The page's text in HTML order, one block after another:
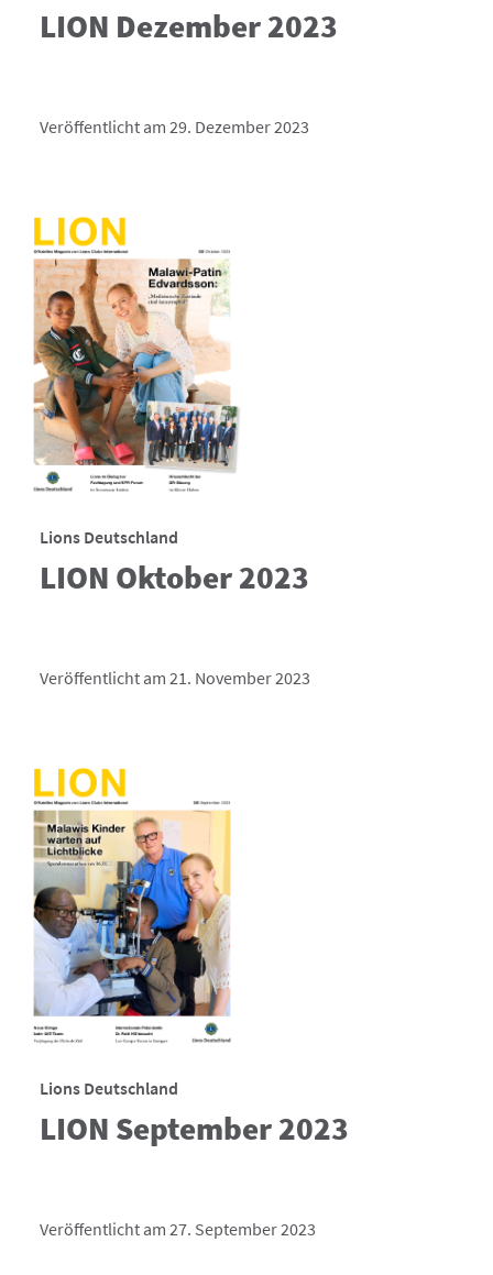
LION Dezember 2023
Veröffentlicht am 29. Dezember 2023
Lions Deutschland
LION Oktober 2023
Veröffentlicht am 21. November 2023
Lions Deutschland
LION September 2023
Veröffentlicht am 27. September 2023